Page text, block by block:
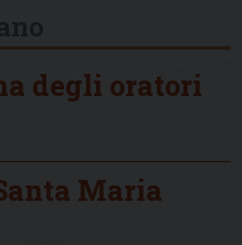
degli oratori
Maria